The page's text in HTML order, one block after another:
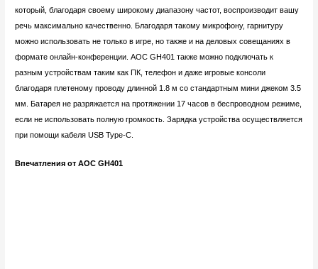
который, благодаря своему широкому диапазону частот, воспроизводит вашу
речь максимально качественно. Благодаря такому микрофону, гарнитуру
можно использовать не только в игре, но также и на деловых совещаниях в
формате онлайн-конференции. AOC GH401 также можно подключать к
разным устройствам таким как ПК, телефон и даже игровые консоли
благодаря плетеному проводу длинной 1.8 м со стандартным мини джеком 3.5
мм. Батарея не разряжается на протяжении 17 часов в беспроводном режиме,
если не использовать полную громкость. Зарядка устройства осуществляется
при помощи кабеля USB Type-C.
Впечатления от AOC GH401